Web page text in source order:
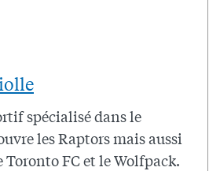
spécialisé dans le
les Raptors mais aussi
Toronto FC et le Wolfpack.